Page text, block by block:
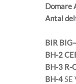
Domare
Antal
BIR
BH-2
BH-3 R-
BH-4SE